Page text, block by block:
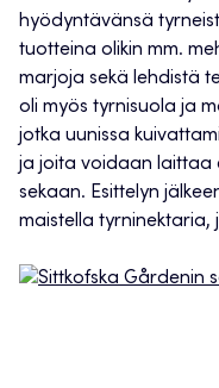
hyödyntävänsä
tuotteina olikin mm.
marjoja sekä lehdistä
oli myös tyrnisuola ja
jotka uunissa
ja joita voidaan laittaa
sekaan. Esittelyn
maistella tyrninektaria,